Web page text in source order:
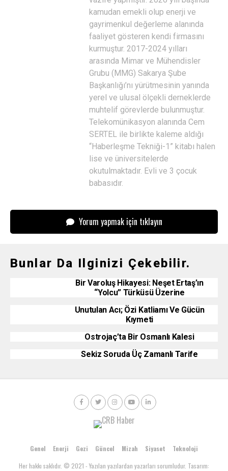
kamudan emekli olup enerji ve
gayrimenkul değerleme alanında
faaliyet gösteren kendi firmasını
kurmuştur. 2017-2024 yılları
arasında Mimar ve Mühendisler
Grubu (MMG) Sakarya Şube
Başkanlığı’nı yürütmesinin yanında
yerel ve ulusal ölçekli derneklerde
muhtelif görevlerde bulunmuştur.
Telekomünikasyon alanında Cem
SERTEL ile birlikte kaleme aldığı
“Haberleşme Tekniği-1” kitabı halen
lise ve üniversitelerde
okutulmaktadır. Evli ve 3 çocuk
babasıdır.
Yorum yapmak için tıklayın
Bunlar Da Ilginizi Çekebilir.
Bir Varoluş Hikayesi: Neşet Ertaş’ın
“Yolcu” Türküsü Üzerine
Unutulan Acı; Özi Katliamı Ve Gücün
Kıymeti
Ostrojaç’ta Bir Osmanlı Kalesi
Sekiz Soruda Üç Zamanlı Tarife
Genel Enerji Gezi Güncel Mizah Siyaset
Teknoloji
Her hakkı saklıdır. © 2021 - Yazılan yazılardan yazarları sorumludur. Tasarım: